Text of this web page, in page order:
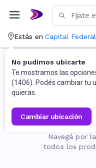
Estás en Capital Federal
No pudimos ubicarte
Te mostramos las
(1406). Podés cambiar tu
quieras.
cambiar ubicación
La
Navegá por
todos los